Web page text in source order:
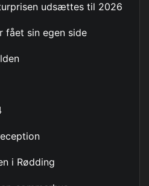
udsættes til 2026
fået sin egen side
i Rødding